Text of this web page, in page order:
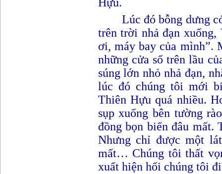
Hựu.
Lúc đó bỗng dưng
trên trời nhả đạn
ơi, máy bay của mình”.
những cửa sổ trên lầu
súng lớn nhỏ nhả đạn,
lúc đó chúng tôi mới
Thiên Hựu quá nhiều.
sụp xuống bên tường
đồng bọn biến đâu
Nhưng chỉ được một
mất… Chúng tôi thất
xuất hiện hối chúng tôi